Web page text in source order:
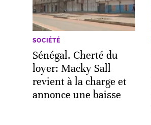
SOCIÉTÉ
Sénégal. Cherté du
loyer: Macky Sall
revient à la charge et
annonce une baisse